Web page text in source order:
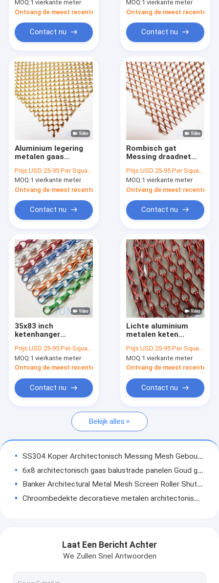
Thuis
Producten
Over ons
Fabrieksreis
Kwaliteitscontrole
nieuws
Alle Gevallen
Vraag een offerte aan
Architectonisch gaas
roestvrijstalen watergordijn
Metalen gaasgordijnen
Metalen ketenverbindingsgordijnen
Glas met een maaslaag
Decoratief draadnetwerk
Metalen doekjes
Metalen balgordijnen met kralen
Geperforeerd Metaal
MOQ:1 vierkante meter
Ontvang de meest recente Prijs
Contact nu
scheidingen
MOQ:1 vierkante meter
Ontvang de meest recente
Contact nu
Aluminium legering
metalen gaas
8mm gat op maat
Prijs:USD 25-95 Per Square Meter
MOQ:1 vierkante meter
Ontvang de meest recente Prijs
Contact nu
Rombisch gat
Messing draadnet
decoratie
Prijs:USD 25-95 Per Square Meter
MOQ:1 vierkante meter
Ontvang de meest recente
Contact nu
35x83 inch
ketenhanger
ketenhanger
deurgordijn
Prijs:USD 25-95 Per Square Meter
MOQ:1 vierkante meter
Ontvang de meest recente Prijs
Contact nu
Lichte aluminium
metalen keten
gordijnen
vliegscherm gebogen
Andulated
Prijs:USD 25-95 Per Square Meter
MOQ:1 vierkante meter
Ontvang de meest recente
Contact nu
Bekijk alles
SS304 Koper Architectonisch Messing Mesh Gebouw Gordijn Muur
6x8 architectonisch gaas balustrade panelen Goud gegalvaniseerd
Banker Architectural Metal Mesh Screen Roller Shutters Voor Stadion
Chroombedekte decoratieve metalen architectonische meshpanelen
Decoratieve platte architectonische draadnetpanelen Messing Chrome afwerking
Gegalvaniseerde architectonische gaas Decoratieve metaal gaasplaten Dividers
Laat Een Bericht Achter
We Zullen Snel Antwoorden